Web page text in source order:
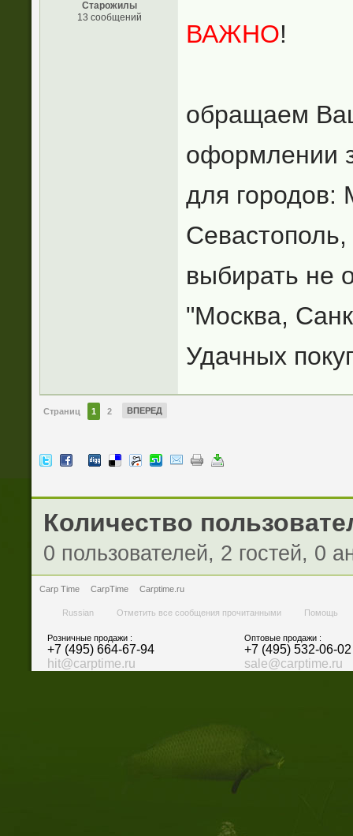
Старожилы
13 сообщений
ВАЖНО!
обращаем
оформлении
для городов:
выбирать не
"Москва,
Удачных
Страниц 1 2 ВПЕРЕД
Количество
0 пользователей, 2 гостей, 0
Carp Time CarpTime Carptime.ru
Russian Отметить все сообщения прочитанными Помощь
Розничные продажи :
+7 (495) 664-67-94
hit@carptime.ru
Оптовые продажи :
+7 (495) 532-06-02
sale@carptime.ru